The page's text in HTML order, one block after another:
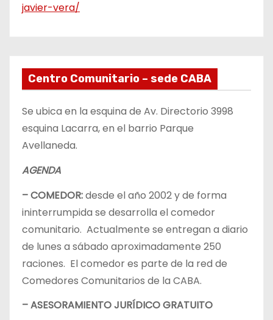
javier-vera/
Centro Comunitario – sede CABA
Se ubica en la esquina de Av. Directorio 3998
esquina Lacarra, en el barrio Parque
Avellaneda.
AGENDA
– COMEDOR:desde el año 2002 y de forma
ininterrumpida se desarrolla el comedor
comunitario. Actualmente se entregan a diario
de lunes a sábado aproximadamente 250
raciones. El comedor es parte de la red de
Comedores Comunitarios de la CABA.
– ASESORAMIENTO JURÍDICO GRATUITO